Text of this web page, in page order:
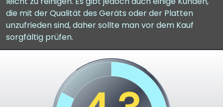
die mit der Qualität des Geräts oder der Platten
unzufrieden sind, daher sollte man vor dem Kauf
sorgfältig prüfen.